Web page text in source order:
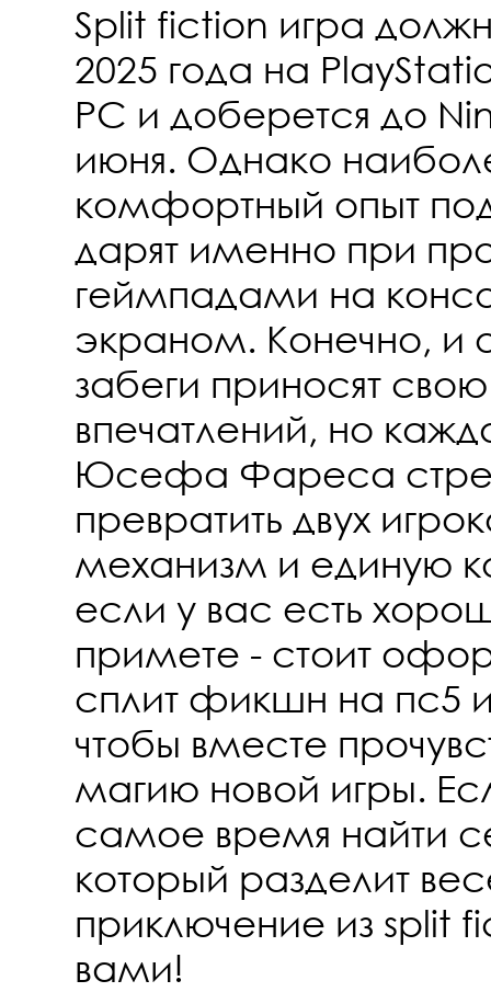
Split fiction игра
2025 года на
PC и доберется до
июня. Однако
комфортный опыт
дарят именно при
геймпадами на
экраном. Конечно, и
забеги приносят
впечатлений, но
Юсефа Фареса
превратить двух
механизм и единую
если у вас есть
примете - стоит
сплит фикшн на пс5
чтобы вместе
магию новой игры.
самое время найти
который разделит
приключение из split
вами!